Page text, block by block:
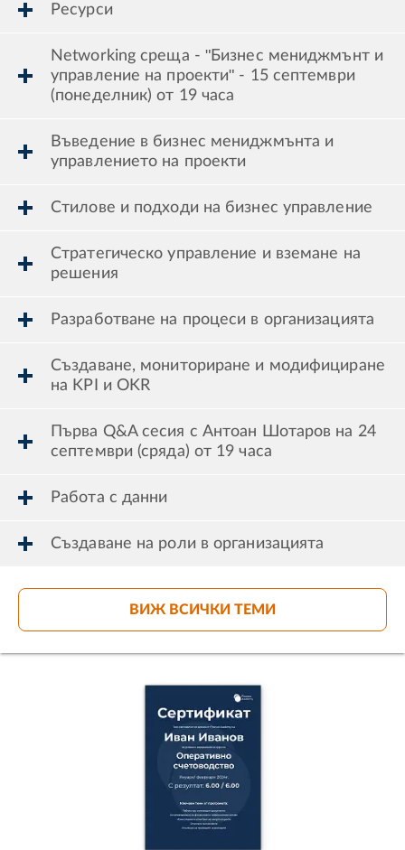
Ресурси
Networking среща - "Бизнес мениджмънт и
управление на проекти" - 15 септември
(понеделник) от 19 часа
Въведение в бизнес мениджмънта и
управлението на проекти
Стилове и подходи на бизнес управление
Стратегическо управление и вземане на
решения
Разработване на процеси в организацията
Създаване, мониториране и модифициране
на KPI и OKR
Първа Q&A сесия с Антоан Шотаров на 24
септември (сряда) от 19 часа
Работа с данни
Създаване на роли в организацията
ВИЖ ВСИЧКИ ТЕМИ